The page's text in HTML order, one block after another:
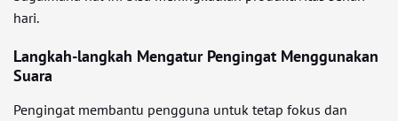
hari.
Langkah-langkah Mengatur Pengingat Menggunakan
Suara
Pengingat membantu pengguna untuk tetap fokus dan